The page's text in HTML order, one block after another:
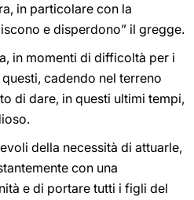
in particolare con la
e disperdono” il gregge.
in momenti di difficoltà per i
cadendo nel terreno
di dare, in questi ultimi tempi,
della necessità di attuarle,
con una
e di portare tutti i figli del